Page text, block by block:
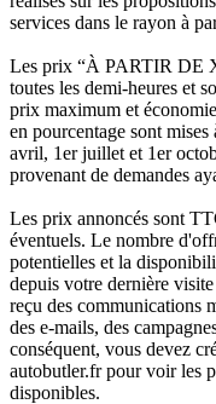
services dans le rayon à
Les prix “À PARTIR DE
toutes les demi-heures et
prix maximum et
en pourcentage sont
avril, 1er juillet et 1er
provenant de demandes
Les prix annoncés sont
éventuels. Le nombre
potentielles et la
depuis votre dernière
reçu des communications
des e-mails, des
conséquent, vous devez
autobutler.fr pour voir les
disponibles.